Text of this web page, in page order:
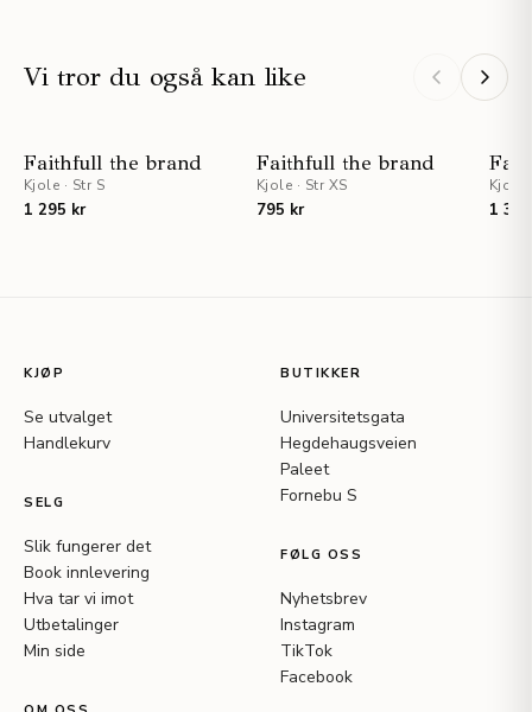
Vi tror du også kan like
Faithfull the brand
Kjole · Str S
1 295 kr
Faithfull the brand
Kjole · Str XS
795 kr
Kjole
1
KJØP
Se utvalget
Handlekurv
SELG
Slik fungerer det
Book innlevering
Hva tar vi imot
Utbetalinger
Min side
BUTIKKER
Universitetsgata
Hegdehaugsveien
Paleet
Fornebu S
FØLG OSS
Nyhetsbrev
Instagram
TikTok
Facebook